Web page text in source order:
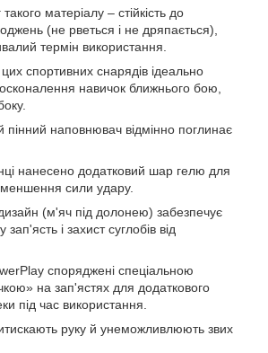
матеріалу – стійкість до
(не рветься і не дряпається),
термін використання.
спортивних снарядів ідеально
навичок ближнього бою,
пінний наповнювач відмінно поглинає
нанесено додатковий шар гелю для
сили удару.
(м'яч під долонею) забезпечує
і захист суглобів від
споряджені спеціальною
на зап'ястях для додаткового
під час використання.
руку й унеможливлюють звих